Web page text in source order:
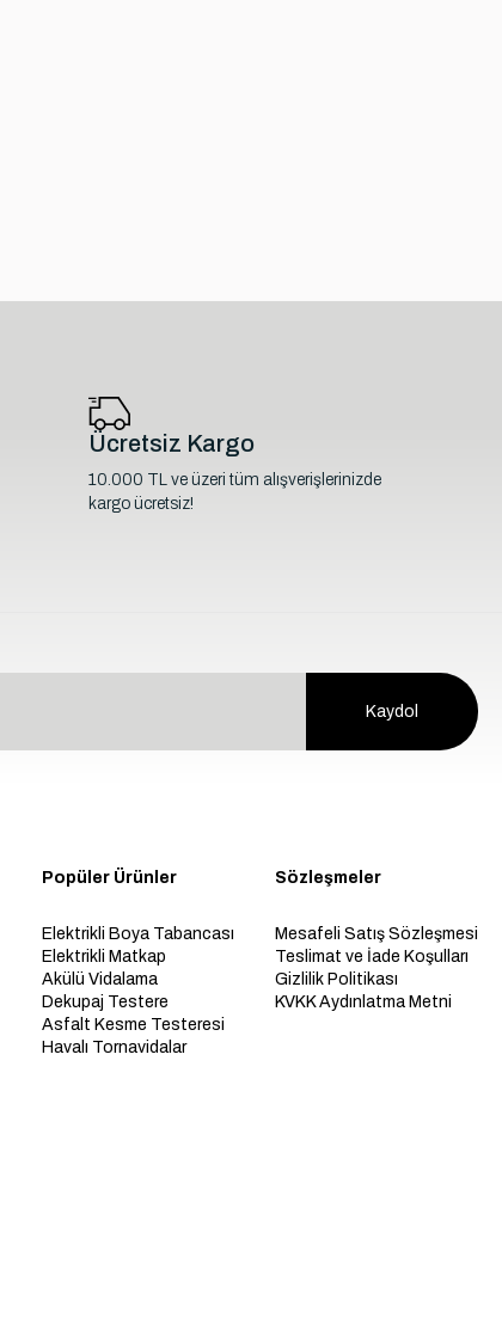
Ücretsiz Kargo
10.000 TL ve üzeri tüm alışverişlerinizde
kargo ücretsiz!
Kaydol
Popüler Ürünler
Elektrikli Boya Tabancası
Elektrikli Matkap
Akülü Vidalama
Dekupaj Testere
Asfalt Kesme Testeresi
Havalı Tornavidalar
Sözleşmeler
Mesafeli Satış Sözleşmesi
Teslimat ve İade Koşulları
Gizlilik Politikası
KVKK Aydınlatma Metni